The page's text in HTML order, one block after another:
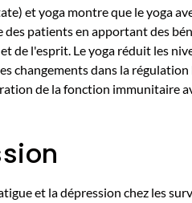
et yoga montre que le yoga
patients en apportant des
de l'esprit. Le yoga réduit les
changements dans la
de la fonction immunitaire
et la dépression chez les